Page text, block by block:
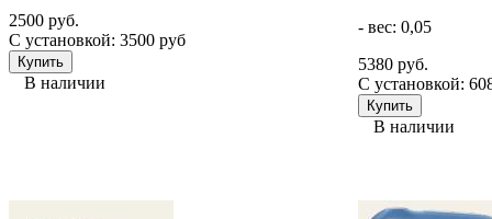
2500 руб.
С установкой: 3500 руб
В наличии
- вес: 0,05
5380 руб.
С установкой:
В наличии